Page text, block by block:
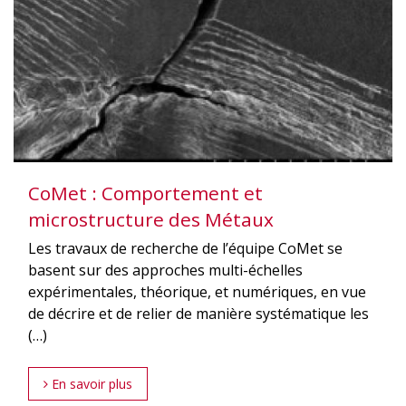
CoMet : Comportement et
microstructure des Métaux
Les travaux de recherche de l’équipe CoMet se
basent sur des approches multi-échelles
expérimentales, théorique, et numériques, en vue
de décrire et de relier de manière systématique les
(…)
En savoir plus